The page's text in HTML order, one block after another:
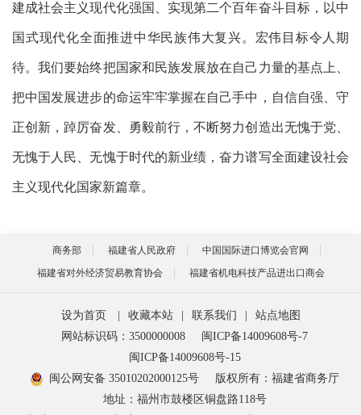
建成社会主义现代化强国、实现第二个百年奋斗目标，以中
国式现代化全面推进中华民族伟大复兴。宏伟目标令人期
待。我们要始终把国家和民族发展放在自己力量的基点上、
把中国发展进步的命运牢牢掌握在自己手中，自信自强、守
正创新，踔厉奋发、勇毅前行，不断努力创造出无愧于党、
无愧于人民、无愧于时代的新业绩，奋力谱写全面建设社会
主义现代化国家新篇章。
商务部 福建省人民政府
中国国际进口博览会官网
福建省对外经济贸易教育协会
福建省机电科技产品进出口商会
设为首页 收藏本站 联系我们
站点地图
网站标识码：3500000008
闽ICP备14009608号-7
闽ICP备14009608号-15
闽公网安备 35010202000125号
版权所有：福建省商务厅
地址：福州市鼓楼区铜盘路118号